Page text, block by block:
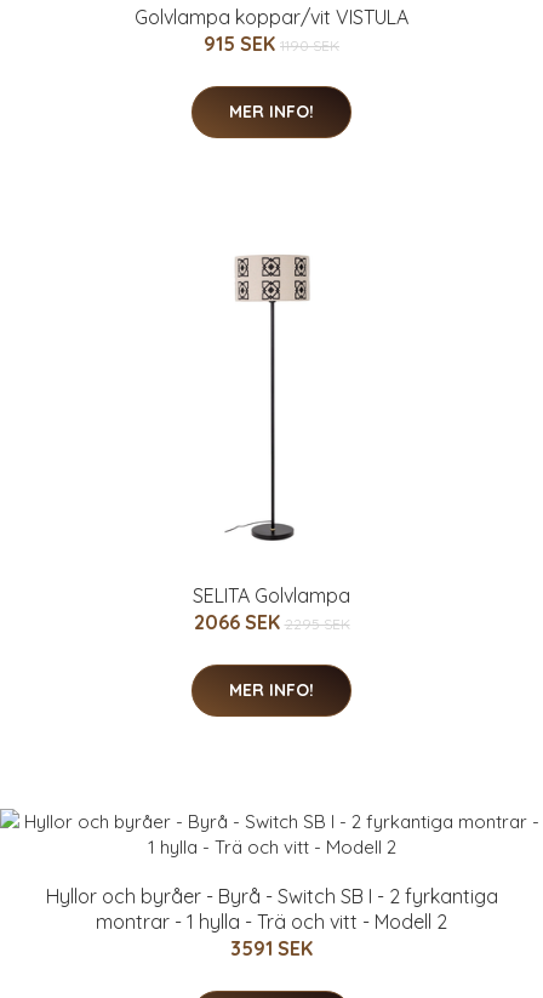
Golvlampa koppar/vit VISTULA
915 SEK 1190 SEK
MER INFO!
SELITA Golvlampa
2066 SEK 2295 SEK
MER INFO!
Hyllor och byråer - Byrå - Switch SB I - 2 fyrkantiga
montrar - 1 hylla - Trä och vitt - Modell 2
3591 SEK